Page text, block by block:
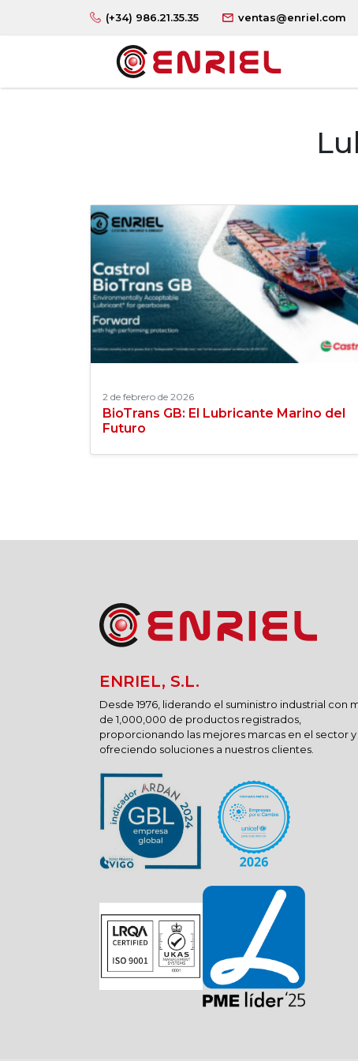
(+34) 986.21.35.35 ventas@enriel.com
2 de febrero de 2026
BioTrans GB: El Lubricante Marino del
Futuro
ENRIEL, S.L.
Desde 1976, liderando el suministro industrial con
de 1,000,000 de productos registrados,
proporcionando las mejores marcas en el sector y
ofreciendo soluciones a nuestros clientes.